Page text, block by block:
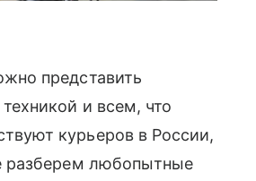
представить
и всем, что
курьеров в России,
разберем любопытные